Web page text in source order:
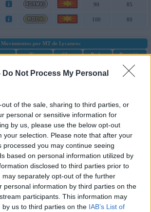
Do Not Process My Personal
out of the sale, sharing to third parties, or
personal or sensitive information for
by us, please use the below opt-out
your selection. Please note that after your
processed you may continue seeing
based on personal information utilized by
disclosed to third parties prior to
may separately opt-out of the further
personal information by third parties on the
participants. This information may
by us to third parties on the IAB’s List of
90 85
100 80
Movimientos por MT de Lycanroc
Tipo Clase Poder Precisión
---
60
---
?? 100
??
75 100
---